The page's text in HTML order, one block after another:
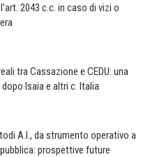
2043 c.c. in caso di vizi o
tra Cassazione e CEDU: una
Isaia e altri c. Italia
A.I., da strumento operativo a
prospettive future